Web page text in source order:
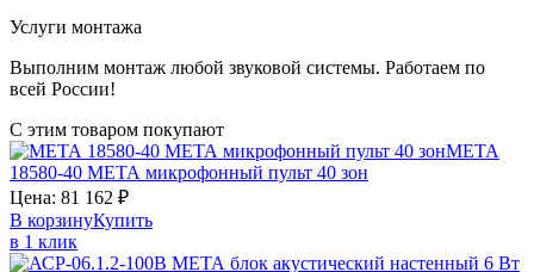
Услуги монтажа
Выполним монтаж любой звуковой системы. Работаем по
всей России!
С этим товаром покупают
МЕТА
18580-40 МЕТА микрофонный пульт 40 зон
Цена: 81 162 ₽
В корзинуКупить
в 1 клик